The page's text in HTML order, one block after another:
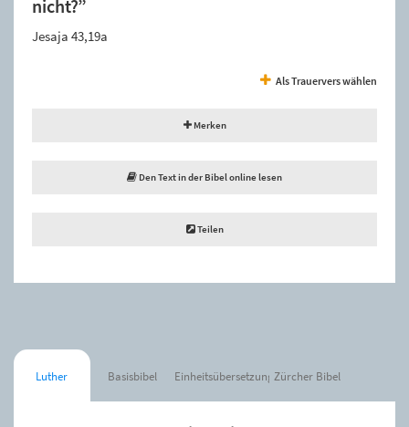
nicht?”
Jesaja 43,19a
Als Trauervers wählen
Merken
Den Text in der Bibel online lesen
Teilen
Luther Basisbibel Einheitsübersetzung Zürcher Bibel